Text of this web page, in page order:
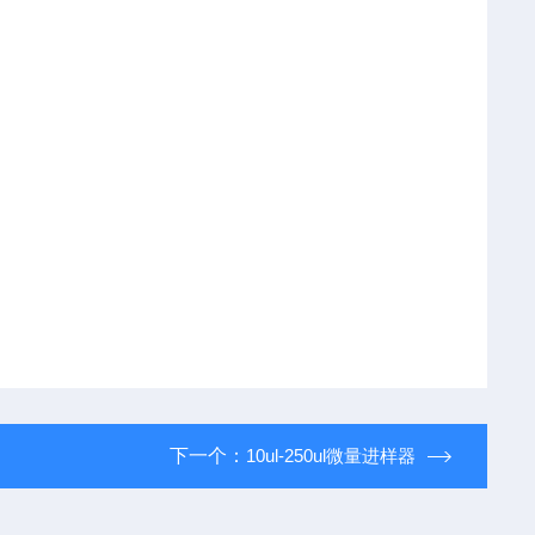
下一个： 10ul-250ul微量进样器